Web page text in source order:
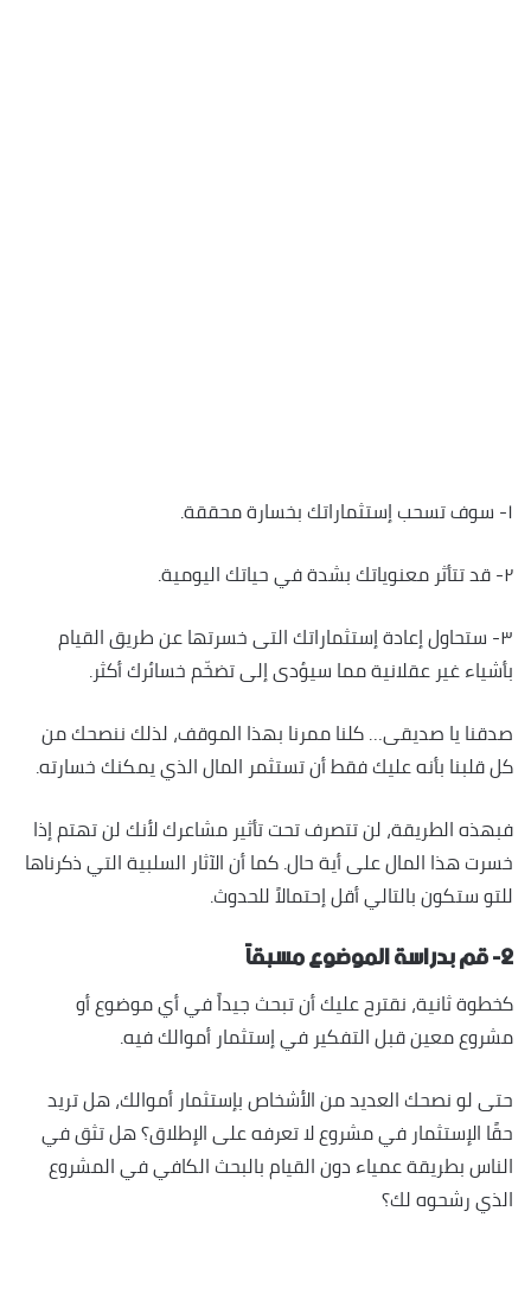
١- سوف تسحب إستثماراتك بخسارة محققة.
٢- قد تتأثر معنوياتك بشدة في حياتك اليومية.
٣- ستحاول إعادة إستثماراتك التى خسرتها عن طريق القيام
بأشياء غير عقلانية مما سيؤدى إلى تضخّم خسائرك أكثر.
صدقنا يا صديقى… كلنا ممرنا بهذا الموقف، لذلك ننصحك من
كل قلبنا بأنه عليك فقط أن تستثمر المال الذي يمكنك خسارته.
فبهذه الطريقة، لن تتصرف تحت تأثير مشاعرك لأنك لن تهتم إذا
خسرت هذا المال على أية حال. كما أن الآثار السلبية التي ذكرناها
للتو ستكون بالتالي أقل إحتمالاً للحدوث.
٢- قم بدراسة الموضوع مسبقاً
كخطوة ثانية، نقترح عليك أن تبحث جيداً في أي موضوع أو
مشروع معين قبل التفكير في إستثمار أموالك فيه.
حتى لو نصحك العديد من الأشخاص بإستثمار أموالك، هل تريد
حقًا الإستثمار في مشروع لا تعرفه على الإطلاق؟ هل تثق في
الناس بطريقة عمياء دون القيام بالبحث الكافي في المشروع
الذي رشحوه لك؟